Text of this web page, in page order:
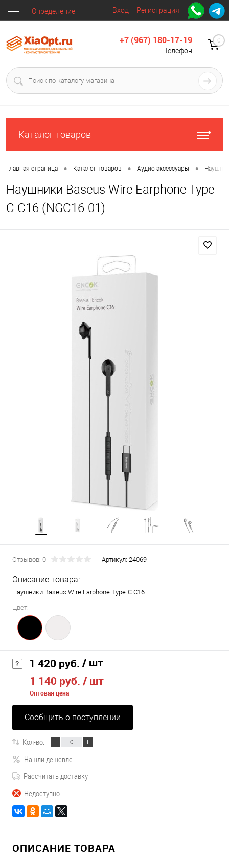
Вход Регистрация
Определение
+7 (967) 180-17-19
Телефон
0
Каталог товаров
Главная страница • Каталог товаров • Аудио аксессуары •
Наушники Baseus Wire Earphone Type-
C C16 (NGC16-01)
Отзывов: 0 Артикул: 24069
Описание товара:
Наушники Baseus Wire Earphone Type-C C16
Цвет:
1 420 руб. / шт
1 140 руб. / шт
Оптовая цена
Сообщить о поступлении
Кол-во:
Нашли дешевле
Рассчитать доставку
Недоступно
ОПИСАНИЕ ТОВАРА